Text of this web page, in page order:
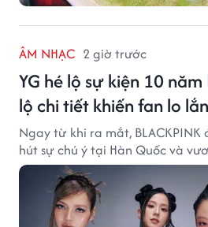
ÂM NHẠC 2 giờ trước
YG hé lộ sự kiện 10 năm
lộ chi tiết khiến fan lo
Ngay từ khi ra mắt,
hút sự chú ý tại Hàn Quốc và